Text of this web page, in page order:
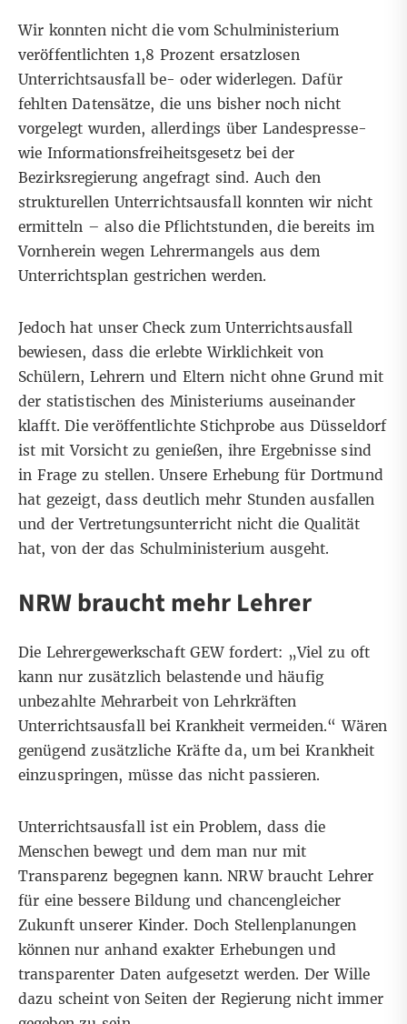
Wir konnten nicht die vom Schulministerium
veröffentlichten 1,8 Prozent ersatzlosen
Unterrichtsausfall be- oder widerlegen. Dafür
fehlten Datensätze, die uns bisher noch nicht
vorgelegt wurden, allerdings über Landespresse-
wie Informationsfreiheitsgesetz bei der
Bezirksregierung angefragt sind. Auch den
strukturellen Unterrichtsausfall konnten wir nicht
ermitteln – also die Pflichtstunden, die bereits im
Vornherein wegen Lehrermangels aus dem
Unterrichtsplan gestrichen werden.
Jedoch hat unser Check zum Unterrichtsausfall
bewiesen, dass die erlebte Wirklichkeit von
Schülern, Lehrern und Eltern nicht ohne Grund mit
der statistischen des Ministeriums auseinander
klafft. Die veröffentlichte Stichprobe aus Düsseldorf
ist mit Vorsicht zu genießen, ihre Ergebnisse sind
in Frage zu stellen. Unsere Erhebung für Dortmund
hat gezeigt, dass deutlich mehr Stunden ausfallen
und der Vertretungsunterricht nicht die Qualität
hat, von der das Schulministerium ausgeht.
NRW braucht mehr Lehrer
Die Lehrergewerkschaft GEW fordert: „Viel zu oft
kann nur zusätzlich belastende und häufig
unbezahlte Mehrarbeit von Lehrkräften
Unterrichtsausfall bei Krankheit vermeiden.“ Wären
genügend zusätzliche Kräfte da, um bei Krankheit
einzuspringen, müsse das nicht passieren.
Unterrichtsausfall istein Problem, dass die
Menschen bewegt und dem man nur mit
Transparenz begegnen kann. NRW braucht Lehrer
für eine bessere Bildung und chancengleicher
Zukunftunserer Kinder. Doch Stellenplanungen
können nur anhand exakter Erhebungen und
transparenter Daten aufgesetzt werden. Der Wille
dazu scheint von Seiten der Regierung nicht immer